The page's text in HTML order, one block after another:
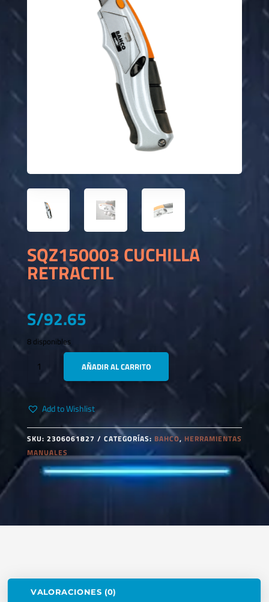
SQZ150003 CUCHILLA
RETRACTIL
S/92.65
8 disponibles
SQZ150003
CUCHILLA
RETRACTIL
AÑADIR AL CARRITO
Add to Wishlist
SKU: 2306061827 CATEGORÍAS: BAHCO, HERRAMIENTAS
MANUALES
VALORACIONES (0)